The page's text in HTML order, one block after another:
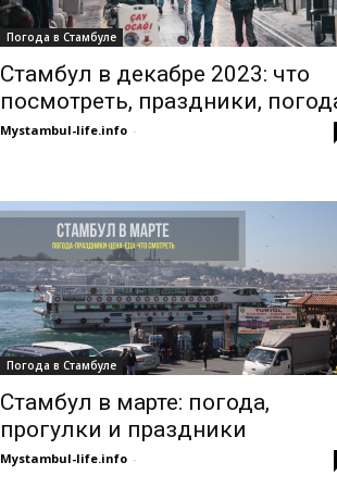
Погода в Стамбуле
Стамбул в декабре 2023: что
посмотреть, праздники,
Mystambul-life.info -
Погода в Стамбуле
Стамбул в марте: погода,
прогулки и праздники
Mystambul-life.info -